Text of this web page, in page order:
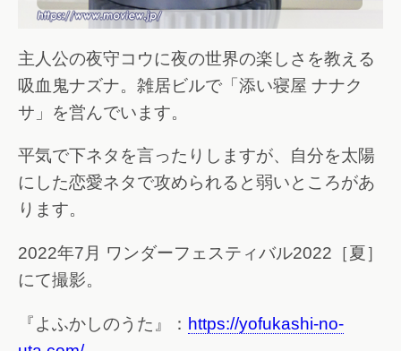
主人公の夜守コウに夜の世界の楽しさを教える
吸血鬼ナズナ。雑居ビルで「添い寝屋 ナナク
サ」を営んでいます。
平気で下ネタを言ったりしますが、自分を太陽
にした恋愛ネタで攻められると弱いところがあ
ります。
2022年7月 ワンダーフェスティバル2022［夏］
にて撮影。
『よふかしのうた』： https://yofukashi-no-